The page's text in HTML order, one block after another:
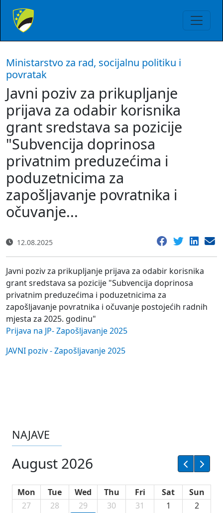
Ministarstvo za rad, socijalnu politiku i
povratak
Javni poziv za prikupljanje
prijava za odabir korisnika
grant sredstava sa pozicije
"Subvencija doprinosa
privatnim preduzećima i
poduzetnicima za
zapošljavanje povratnika i
očuvanje...
12.08.2025
Javni poziv za prikupljanje prijava za odabir korisnika
grant sredstava sa pozicije "Subvencija doprinosa
privatnim preduzećima i poduzetnicima za
zapošljavanje povratnika i očuvanje postojećih radnih
mjesta za 2025. godinu"
Prijava na JP- Zapošljavanje 2025
JAVNI poziv - Zapošljavanje 2025
NAJAVE
August 2026
Mon Tue Wed Thu Fri Sat
Sun
27
28 29 30 31 1 2